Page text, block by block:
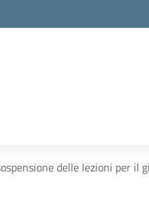
delle lezioni per